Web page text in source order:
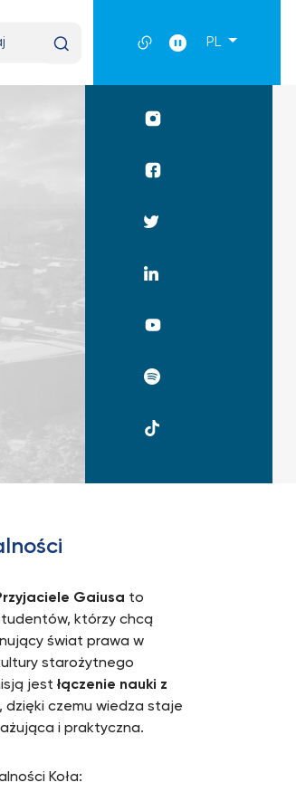
PL
Profil
Profil
Profil
Profil
Linkedin
UKSW
UKSW
UKSW
Gaiusa to
którzy chcą
świat prawa w
starożytnego
jestłączenie nauki z
, dzięki czemu wiedza staje
i praktyczna.
Koła: